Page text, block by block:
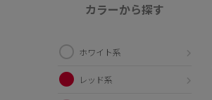
カラーから探す
ホワイト系
レッド系